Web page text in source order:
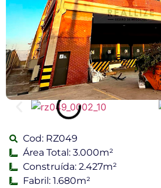
Cod: RZ049
Área Total: 3.000m²
Construída: 2.427m²
Fabril: 1.680m²